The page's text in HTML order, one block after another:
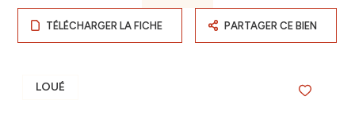
TÉLÉCHARGER LA FICHE PARTAGER CE BIEN
LOUÉ